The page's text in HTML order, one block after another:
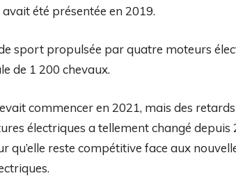
été présentée en 2019.
sport propulsée par quatre moteurs
de 1 200 chevaux.
commencer en 2021, mais des
électriques a tellement changé depuis
qu’elle reste compétitive face aux